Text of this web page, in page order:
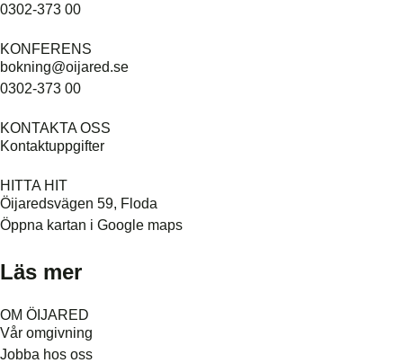
0302-373 00
KONFERENS
bokning@oijared.se
0302-373 00
KONTAKTA OSS
Kontaktuppgifter
HITTA HIT
Öijaredsvägen 59, Floda
Öppna kartan i Google maps
Läs mer
OM ÖIJARED
Vår omgivning
Jobba hos oss